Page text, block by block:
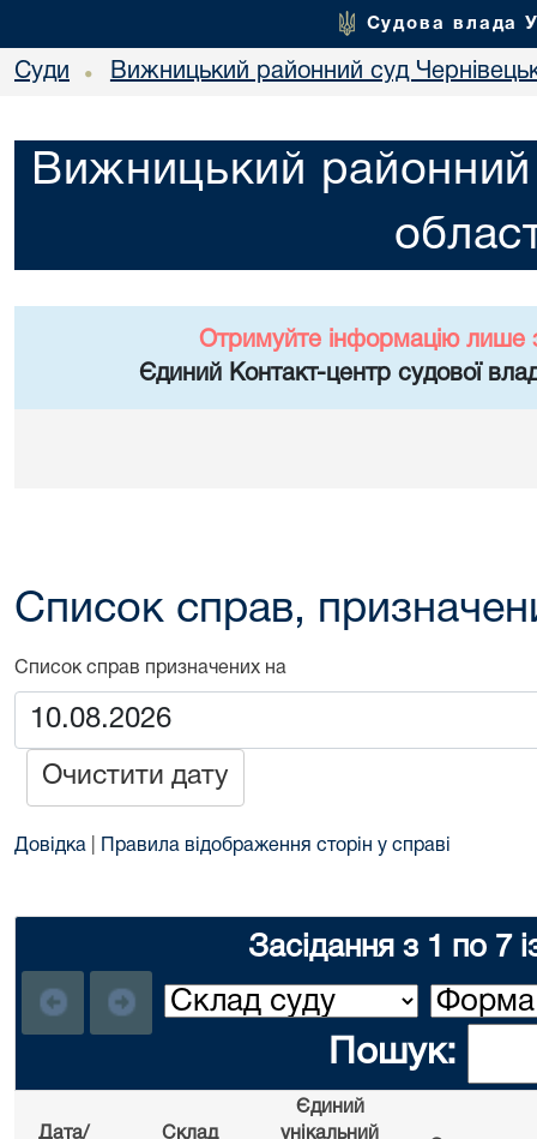
Судова влада
Суди • Вижницький районний суд
Вижницький районний
Отримуйте інформацію лише
Єдиний Контакт-центр судової
Список справ,
Список справ призначених на
Очистити дату
Довідка Правила відображення сторін у справі
Засідання з 1 по 7
Пошук:
Дата/
Склад
Єдиний
унікальний